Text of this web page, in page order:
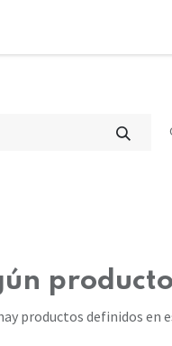
productos definidos en